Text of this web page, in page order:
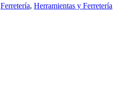
Ferretería, Herramientas y Ferretería